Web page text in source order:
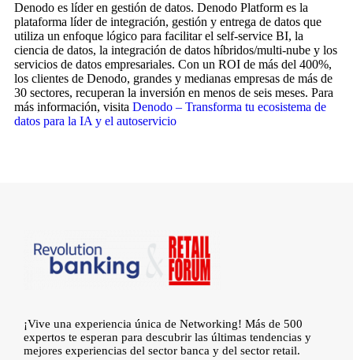
Denodo es líder en gestión de datos. Denodo Platform es la
plataforma líder de integración, gestión y entrega de datos que
utiliza un enfoque lógico para facilitar el self-service BI, la
ciencia de datos, la integración de datos híbridos/multi-nube y los
servicios de datos empresariales. Con un ROI de más del 400%,
los clientes de Denodo, grandes y medianas empresas de más de
30 sectores, recuperan la inversión en menos de seis meses. Para
más información, visita Denodo – Transforma tu ecosistema de
datos para la IA y el autoservicio
¡Vive una experiencia única de Networking! Más de 500
expertos te esperan para descubrir las últimas tendencias y
mejores experiencias del sector banca y del sector retail.